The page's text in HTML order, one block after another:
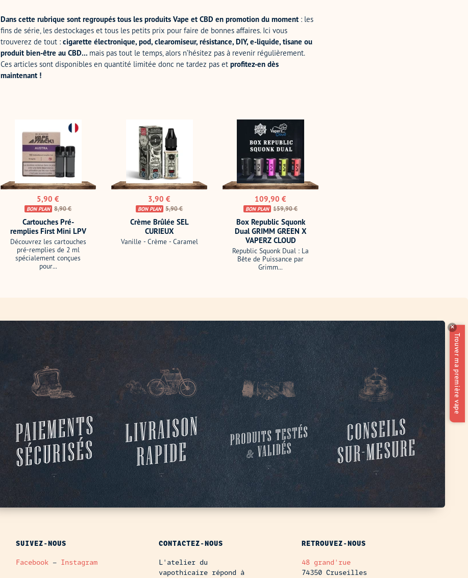
Dans cette rubrique sont regroupés tous les produits Vape et CBD en promotion du moment: les
fins de série, les destockages et tous les petits prix pour faire de bonnes affaires. Ici vous
trouverez de tout : cigarette électronique, pod, clearomiseur, résistance, DIY, e-liquide, tisane ou
produit bien-être au CBD... mais pas tout le temps, alors n’hésitez pas à revenir régulièrement.
Ces articles sont disponibles en quantité limitée donc ne tardez pas et profitez-en dès
maintenant !
Prix
réduit
5,90 €
Prix
normal
BON PLAN 8,90 €
Cartouches Pré-
remplies First Mini LPV
Découvrez les cartouches
pré-remplies de 2 ml
spécialement conçues
pour...
Prix
réduit
3,90 €
Prix
normal
BON PLAN 5,90 €
Crème Brûlée SEL
CURIEUX
Vanille - Crème - Caramel
CURIEUX
Prix
réduit
109,90 €
Prix
normal
BON PLAN 159,90 €
Box Republic Squonk
Dual GRIMM GREEN X
VAPERZ CLOUD
Republic Squonk Dual : La
Bête de Puissance par
Grimm...
GRIMM
GREEN
X
CLOUD
SUIVEZ-NOUS
Facebook – Instagram
CONTACTEZ-NOUS
L'atelier du
vapothicaire répond à
RETROUVEZ-NOUS
48 grand'rue
74350 Cruseilles
✕
Trouver ma première vape